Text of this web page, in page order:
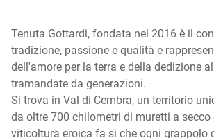
Tenuta Gottardi, fondata nel 2016 è il
tradizione, passione e qualità e
dell'amore per la terra e della dedizione
tramandate da generazioni.
Si trova in Val di Cembra, un territorio
da oltre 700 chilometri di muretti a secco
viticoltura eroica fa si che ogni grappolo